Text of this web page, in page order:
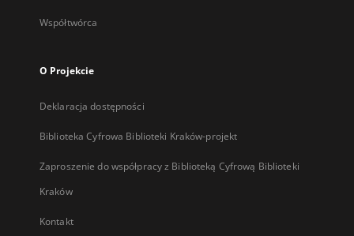
Współtwórca
O Projekcie
Deklaracja dostępności
Biblioteka Cyfrowa Biblioteki Kraków-projekt
Zaproszenie do współpracy z Biblioteką Cyfrową Biblioteki
Kraków
Kontakt